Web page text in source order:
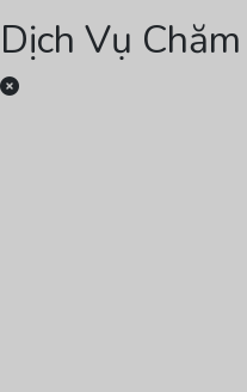
Dịch Vụ